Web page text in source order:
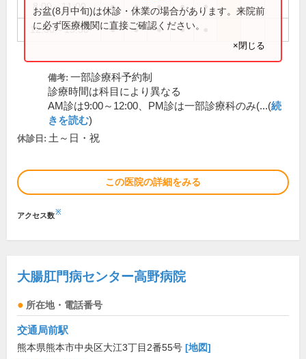
8:00～11:00 ● ● ● ● ●
12:30～15:30 ● ● ● ●
お盆(8月中旬)は休診・休業の場合があります。来院前
に必ず医療機関に直接ご確認ください。
×閉じる
備考: 一部診療科予約制
診療時間は科目により異なる
AM診は9:00～12:00、PM診は一部診療科のみ(...(続
きを読む)
休診日: 土～日・祝
この医院の詳細をみる
アクセス数※
大腸肛門病センター高野病院
所在地・電話番号
交通局前駅
熊本県熊本市中央区大江3丁目2番55号 [地図]